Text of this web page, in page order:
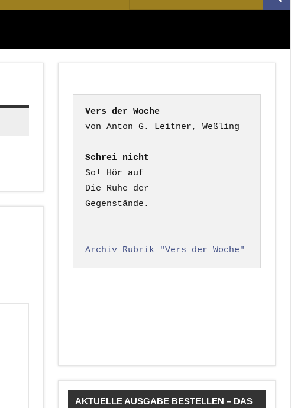
nach:
Vers der Woche
Schrei nicht
So! Hör auf
Die Ruhe der
Gegenstände.
Archiv Rubrik "Vers der Woche"
AKTUELLE AUSGABE BESTELLEN – DAS